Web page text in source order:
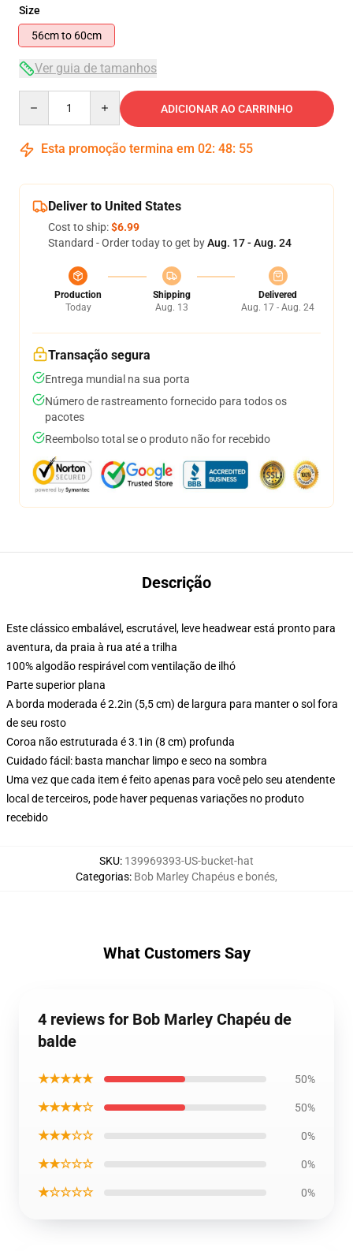
Size
56cm to 60cm
Ver guia de tamanhos
ADICIONAR AO CARRINHO
Esta promoção termina em 02: 48: 55
Deliver to United States
Cost to ship:$6.99
Standard - Order today to get byAug. 17 - Aug. 24
Production
Today
Shipping
Aug. 13
Delivered
Aug. 17 - Aug. 24
Transação segura
Entrega mundial na sua porta
Número de rastreamento fornecido para todos os
pacotes
Reembolso total se o produto não for recebido
Descrição
Este clássico embalável, escrutável, leve headwear está pronto para
aventura, da praia à rua até a trilha
100% algodão respirável com ventilação de ilhó
Parte superior plana
A borda moderada é 2.2in (5,5 cm) de largura para manter o sol fora
de seu rosto
Coroa não estruturada é 3.1in (8 cm) profunda
Cuidado fácil: basta manchar limpo e seco na sombra
Uma vez que cada item é feito apenas para você pelo seu atendente
local de terceiros, pode haver pequenas variações no produto
recebido
SKU: 139969393-US-bucket-hat
Categorias: Bob Marley Chapéus e bonés,
What Customers Say
4 reviews for Bob Marley Chapéu de
balde
★★★★★ 50%
★★★★☆ 50%
★★★☆☆ 0%
★★☆☆☆ 0%
★☆☆☆☆ 0%